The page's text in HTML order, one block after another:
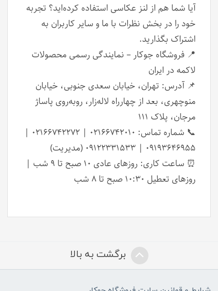
آیا شما هم از لنز عکاسی استفاده کرده‌اید؟ تجربه
خود را در بخش نظرات با ما و سایر کاربران به
اشتراک بگذارید.
📍 فروشگاه جوکار – نمایندگی رسمی محصولات
لاکمه در ایران
📌 آدرس: تهران، خیابان سعدی جنوبی، خیابان
منوچهری، بعد از چهارراه لاله‌زار، روبه‌روی پاساژ
مرجان، پلاک ۱۱۱
📞 شماره تماس: ۰۲۱۶۶۷۴۲۰۱۰ | ۰۲۱۶۶۷۴۲۲۷۲ |
۰۹۱۹۳۶۴۶۹۵۵ | ۰۹۱۲۲۳۳۱۵۳۳ (مدیریت)
⏰ ساعت کاری: روزهای عادی ۱۰ صبح تا ۹ شب |
روزهای تعطیل ۱۰:۳۰ صبح تا ۸ شب
برگشت به بالا